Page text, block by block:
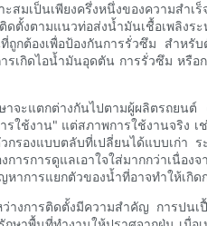
ะสมเป็นเพียงครึ่งหนึ่งของความส
ดตั้งตามแนวท่อส่งน้ำมันเชื้อเพลิง
ที่ถูกต้องเพื่อป้องกันการรั่วซึม สำห
ารเกิดไอน้ำมันอุดตัน การรั่วซึม หรื
ษาจะแตกต่างกันไปตามผู้ผลิตรถย
รใช้งาน" แต่สภาพการใช้งานจริง
กรองแบบตลับที่เปลี่ยนได้แบบเก่า
การการดูแลเอาใจใส่มากกว่าเนื่อ
าการแยกตัวของน้ำที่อาจทำให้เกิ
ว่างการติดตั้งมีความสำคัญ การปน